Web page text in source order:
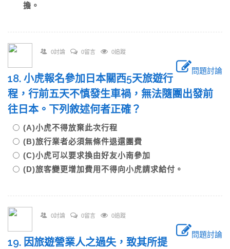
擔。
0討論 0留言 0追蹤
問題討論
18. 小虎報名參加日本關西5天旅遊行
程，行前五天不慎發生車禍，無法隨團出發前
往日本。下列敘述何者正確？
(A)小虎不得放棄此次行程
(B)旅行業者必須無條件退還團費
(C)小虎可以要求換由好友小南參加
(D)旅客變更增加費用不得向小虎請求給付。
0討論 0留言 0追蹤
問題討論
19. 因旅遊營業人之過失，致其所提